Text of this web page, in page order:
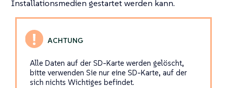
Installationsmedien gestartet werden kann.
Alle Daten auf der SD-Karte werden gelöscht,
bitte verwenden Sie nur eine SD-Karte, auf der
sich nichts Wichtiges befindet.